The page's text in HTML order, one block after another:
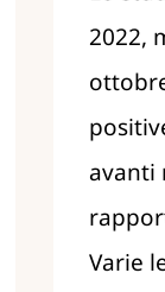
2022,
avanti
Varie